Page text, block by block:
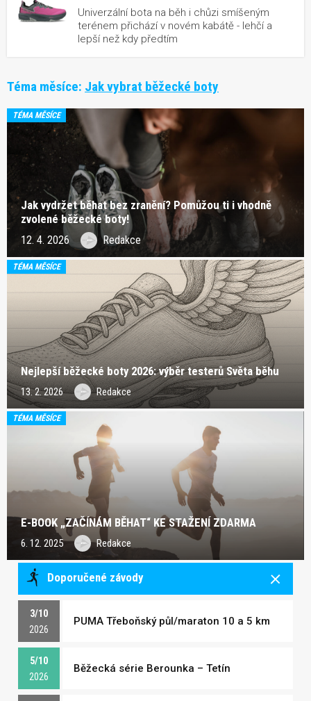
Univerzální bota na běh i chůzi smíšeným
terénem přichází v novém kabátě - lehčí a
lepší než kdy předtím
Téma měsíce: Jak vybrat běžecké boty
TÉMA MĚSÍCE
Jak vydržet běhat bez zranění? Pomůžou ti i vhodně
zvolené běžecké boty!
12. 4. 2026 Redakce
TÉMA MĚSÍCE
Nejlepší běžecké boty 2026: výběr testerů Světa běhu
13. 2. 2026 Redakce
TÉMA MĚSÍCE
E-BOOK „ZAČÍNÁM BĚHAT“ KE STAŽENÍ ZDARMA
6. 12. 2025 Redakce
Doporučené závody
3/10
2026
PUMA Třeboňský půl/maraton 10 a 5 km
5/10
2026
Běžecká série Berounka – Tetín